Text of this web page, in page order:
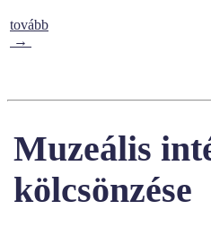
tovább
→
Muzeális
kölcsönzése